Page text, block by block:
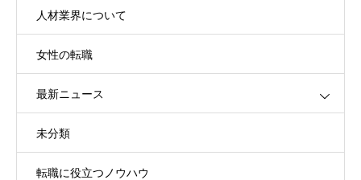
人材業界について
女性の転職
最新ニュース
未分類
転職に役立つノウハウ